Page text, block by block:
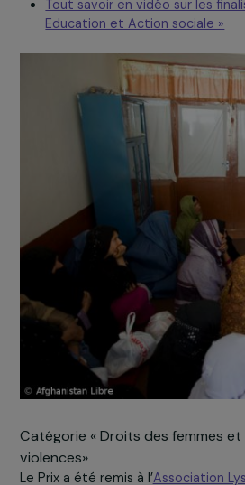
présidente de l’association, a
dans lequel les femmes
l’importance de ce projet. «
sur l’hygiène, nous réduisons
Tout savoir en vidéo sur
Education et Action sociale »